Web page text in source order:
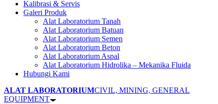
Kalibrasi & Servis
Galeri Produk
Alat Laboratorium Tanah
Alat Laboratorium Batuan
Alat Laboratorium Semen
Alat Laboratorium Beton
Alat Laboratorium Aspal
Alat Laboratorium Hidrolika – Mekanika Fluida
Hubungi Kami
ALAT LABORATORIUMCIVIL, MINING, GENERAL
EQUIPMENT